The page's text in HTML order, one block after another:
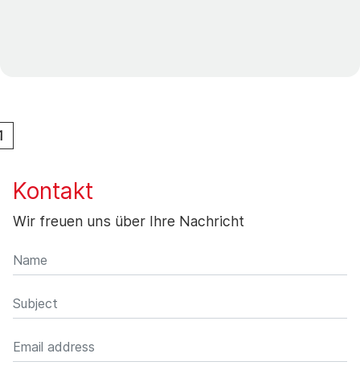
Kontakt
Wir freuen uns über Ihre Nachricht